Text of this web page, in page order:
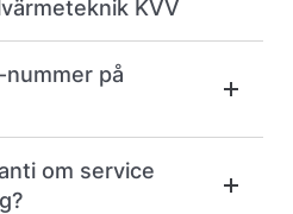
KVV
på
om service